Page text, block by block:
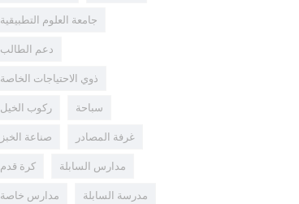
جامعة العلوم التطبيقية
دعم الطالب
ذوي الاحتياجات الخاصة
ركوب الخيل
سباحة
صناعة الخبز
غرفة المصادر
كرة قدم
مدارس السابلة
مدارس خاصة
مدرسة السابلة